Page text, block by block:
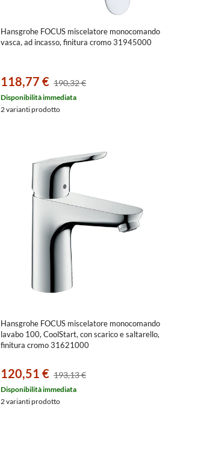
Hansgrohe FOCUS miscelatore monocomando
vasca, ad incasso, finitura cromo 31945000
118,77 € 190,32 €
Disponibilità immediata
2 varianti prodotto
Hansgrohe FOCUS miscelatore monocomando
lavabo 100, CoolStart, con scarico e saltarello,
finitura cromo 31621000
120,51 € 193,13 €
Disponibilità immediata
2 varianti prodotto